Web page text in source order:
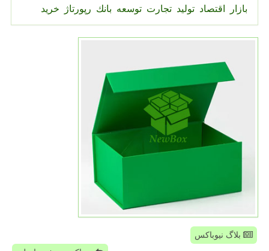
بازار اقتصاد تولید تجارت توسعه بانك رپورتاژ خرید
بلاگ نیوباکس